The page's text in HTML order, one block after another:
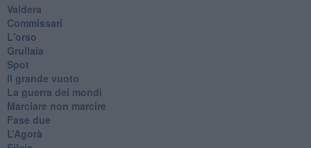
Valdera
Commissari
L'orso
Grullaia
Spot
​Il grande vuoto
​La guerra dei mondi
Marciare non marcire
Fase due
L’Agorà